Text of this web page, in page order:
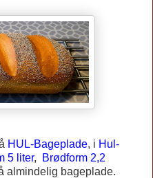
HUL-Bageplade, i Hul-
5 liter,
Brødform 2,2
almindelig bageplade.